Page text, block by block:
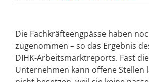
Die Fachkräfteengpässe haben
zugenommen – so das Ergebnis
DIHK-Arbeitsmarktreports. Fast
Unternehmen kann offene Stellen